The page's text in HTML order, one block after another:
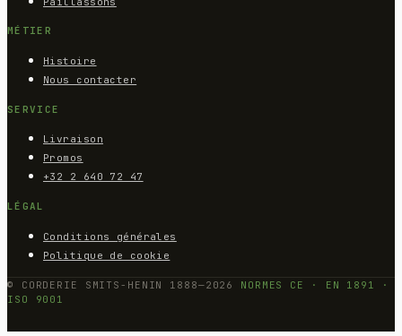
MÉTIER
Histoire
Nous contacter
SERVICE
Livraison
Promos
+32 2 640 72 47
LÉGAL
Conditions générales
Politique de cookie
© CORDERIE SMITS-HENIN 1888—2026
NORMES CE · EN 1891 ·
ISO 9001